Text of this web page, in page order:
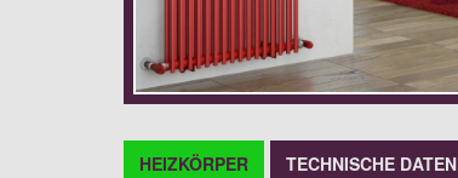
HEIZKÖRPER TECHNISCHE DATEN